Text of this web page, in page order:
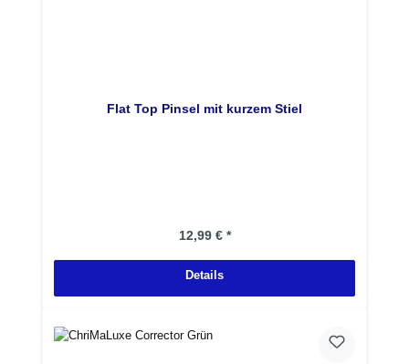
Flat Top Pinsel mit kurzem Stiel
Regulärer Preis:
12,99 € *
Details